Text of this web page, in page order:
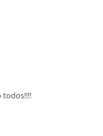
todos!!!!